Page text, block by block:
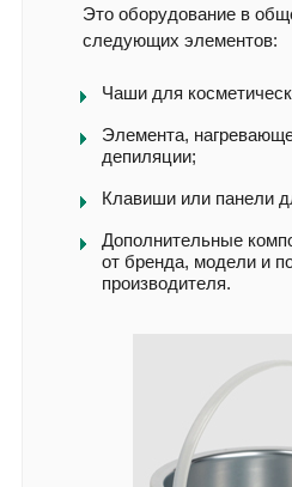
Это оборудование в
следующих элементов:
Чаши для
Элемента,
депиляции;
Клавиши или панели
Дополнительные
от бренда, модели и
производителя.